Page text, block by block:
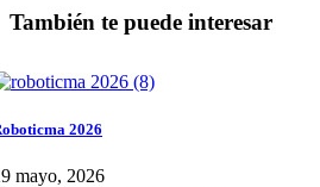
También te puede interesar
2026
mayo, 2026